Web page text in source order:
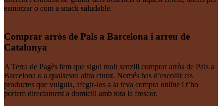
esmorzar o com a snack saludable.
Comprar arròs de Pals a Barcelona i arreu de
Catalunya
A Terra de Pagès fem que sigui molt senzill comprar arròs de Pals a
Barcelona o a qualsevol altra ciutat. Només has d’escollir els
productes que vulguis, afegir-los a la teva compra online i t’ho
portem directament a domicili amb tota la frescor.